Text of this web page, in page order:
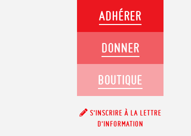
ADHÉRER
DONNER
BOUTIQUE
S’INSCRIRE À LA LETTRE
D’INFORMATION